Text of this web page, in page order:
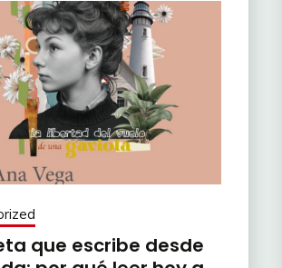
que escribe desde